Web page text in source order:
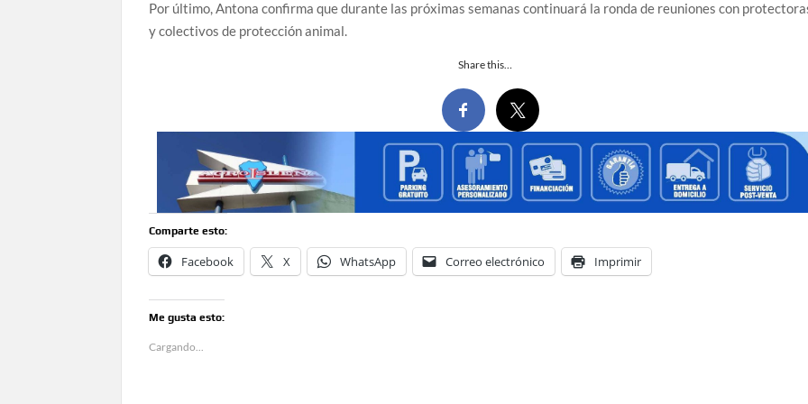
Por último, Antona confirma que durante las próximas semanas continuará la ronda de reuniones con
y colectivos de protección animal.
Share this…
Comparte esto:
Facebook X WhatsApp Correo electrónico Imprimir
Me gusta esto:
Cargando...